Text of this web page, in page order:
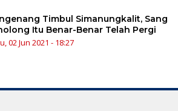
Timbul Simanungkalit, Sang
Itu Benar-Benar Telah Pergi
02 Jun 2021 - 18:27